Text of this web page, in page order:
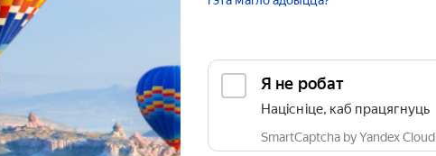
Я не робат
Націсніце, каб працягнуць
SmartCaptcha by Yandex Cloud